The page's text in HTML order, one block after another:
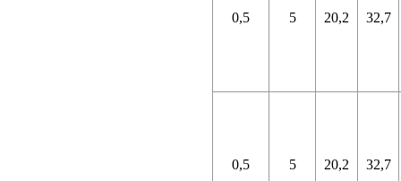
0,5 5 20,2 32,7
0,5 5 20,2 32,7